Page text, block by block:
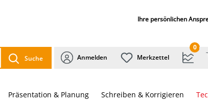
Ihre persönlichen
Suche Anmelden Merkzettel
0
Präsentation & Planung Schreiben & Korrigieren